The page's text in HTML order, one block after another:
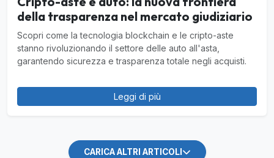
della trasparenza nel mercato giudiziario
Scopri come la tecnologia blockchain e le cripto-aste
stanno rivoluzionando il settore delle auto all'asta,
garantendo sicurezza e trasparenza totale negli acquisti.
Leggi di più
CARICA ALTRI ARTICOLI